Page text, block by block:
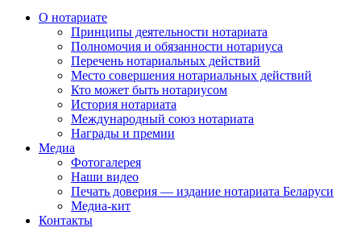
О нотариате
Принципы деятельности нотариата
Полномочия и обязанности нотариуса
Перечень нотариальных действий
Место совершения нотариальных действий
Кто может быть нотариусом
История нотариата
Международный союз нотариата
Награды и премии
Медиа
Фотогалерея
Наши видео
Печать доверия — издание нотариата Беларуси
Медиа-кит
Контакты